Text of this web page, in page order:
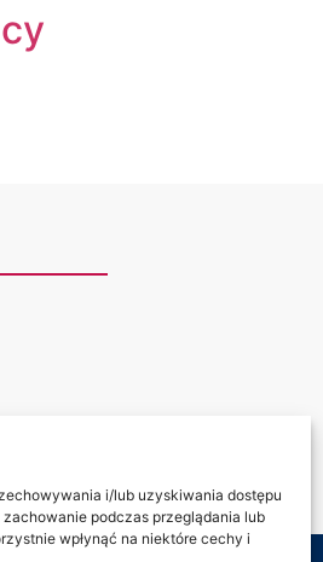
i/lub uzyskiwania dostępu
podczas przeglądania lub
wpłynąć na niektóre cechy i